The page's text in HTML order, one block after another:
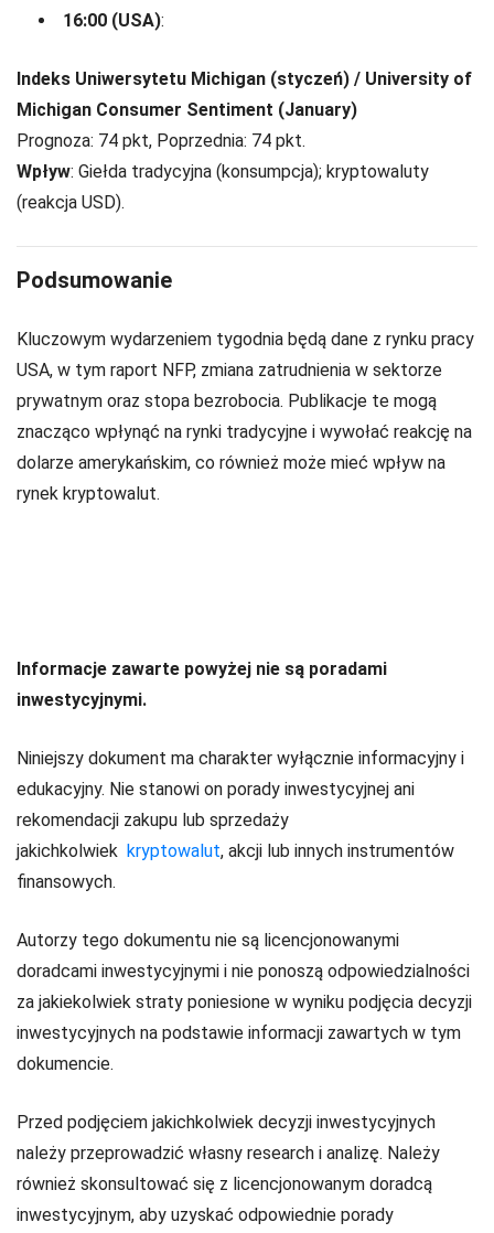
16:00 (USA):
Indeks Uniwersytetu Michigan (styczeń) / University of
Michigan Consumer Sentiment (January)
Prognoza: 74 pkt, Poprzednia: 74 pkt.
Wpływ: Giełda tradycyjna (konsumpcja); kryptowaluty
(reakcja USD).
Podsumowanie
Kluczowym wydarzeniem tygodnia będą dane z rynku pracy
USA, w tym raport NFP, zmiana zatrudnienia w sektorze
prywatnym oraz stopa bezrobocia. Publikacje te mogą
znacząco wpłynąć na rynki tradycyjne i wywołać reakcję na
dolarze amerykańskim, co również może mieć wpływ na
rynek kryptowalut.
Informacje zawarte powyżej nie są poradami
inwestycyjnymi.
Niniejszy dokument ma charakter wyłącznie informacyjny i
edukacyjny. Nie stanowi on porady inwestycyjnej ani
rekomendacji zakupu lub sprzedaży
jakichkolwiek kryptowalut, akcji lub innych instrumentów
finansowych.
Autorzy tego dokumentu nie są licencjonowanymi
doradcami inwestycyjnymi i nie ponoszą odpowiedzialności
za jakiekolwiek straty poniesione w wyniku podjęcia decyzji
inwestycyjnych na podstawie informacji zawartych w tym
dokumencie.
Przed podjęciem jakichkolwiek decyzji inwestycyjnych
należy przeprowadzić własny research i analizę. Należy
również skonsultować się z licencjonowanym doradcą
inwestycyjnym, aby uzyskać odpowiednie porady